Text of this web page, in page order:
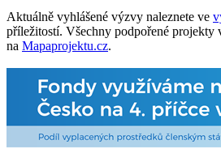
Aktuálně vyhlášené výzvy naleznete ve
příležitostí. Všechny podpořené projekty
na Mapaprojektu.cz.